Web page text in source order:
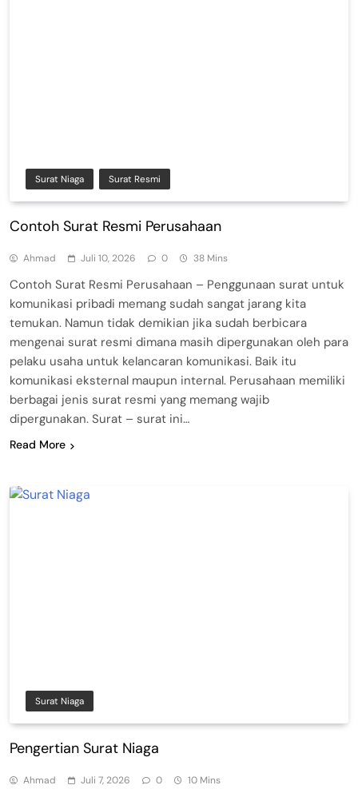
Surat Niaga Surat Resmi
Contoh Surat Resmi Perusahaan
Ahmad Juli 10, 2026 0 38 Mins
Contoh Surat Resmi Perusahaan – Penggunaan surat untuk
komunikasi pribadi memang sudah sangat jarang kita
temukan. Namun tidak demikian jika sudah berbicara
mengenai surat resmi dimana masih dipergunakan oleh para
pelaku usaha untuk kelancaran komunikasi. Baik itu
komunikasi eksternal maupun internal. Perusahaan memiliki
berbagai jenis surat resmi yang memang wajib
dipergunakan. Surat – surat ini…
Read More
Surat Niaga
Pengertian Surat Niaga
Ahmad Juli 7, 2026 0 10 Mins